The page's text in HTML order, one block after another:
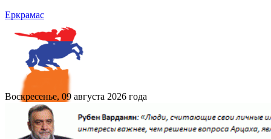
Еркрамас
Воскресенье, 09 августа 2026 года